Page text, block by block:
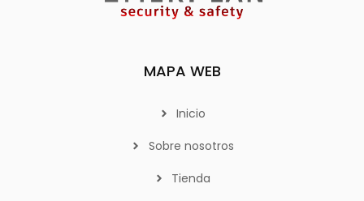
MAPA WEB
Inicio
Sobre nosotros
Tienda